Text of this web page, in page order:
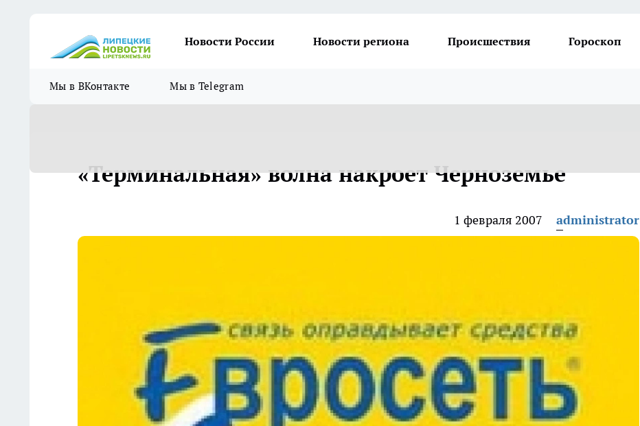
Новости России Новости региона Происшествия Гороскоп
Мы в ВКонтакте Мы в Telegram
«Терминальная» волна накроет Черноземье
1 февраля 2007 administrator